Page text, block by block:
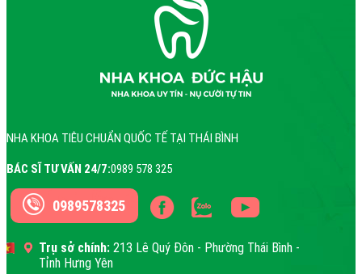
NHA KHOA TIÊU CHUẨN QUỐC TẾ TẠI THÁI BÌNH
BÁC SĨ TƯ VẤN 24/7:0989 578 325
0989578325
Trụ sở chính: 213 Lê Quý Đôn - Phường Thái Bình -
Tỉnh Hưng Yên